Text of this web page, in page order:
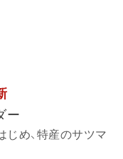
ー
じめ、特産のサツマ